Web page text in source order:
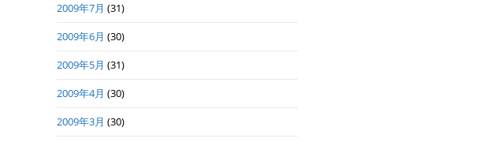
2009年7月 (31)
2009年6月 (30)
2009年5月 (31)
2009年4月 (30)
2009年3月 (30)